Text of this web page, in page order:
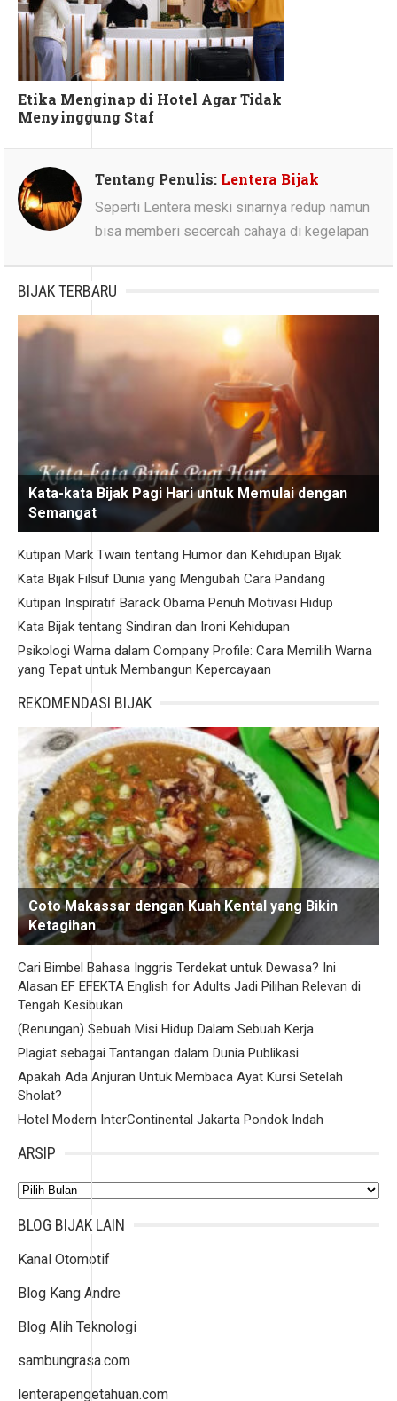
Etika Menginap di Hotel Agar Tidak
Menyinggung Staf
Tentang Penulis: Lentera Bijak
Seperti Lentera meski sinarnya redup namun
bisa memberi secercah cahaya di kegelapan
BIJAK TERBARU
Kata-kata Bijak Pagi Hari untuk Memulai dengan
Semangat
Kutipan Mark Twain tentang Humor dan Kehidupan Bijak
Kata Bijak Filsuf Dunia yang Mengubah Cara Pandang
Kutipan Inspiratif Barack Obama Penuh Motivasi Hidup
Kata Bijak tentang Sindiran dan Ironi Kehidupan
Psikologi Warna dalam Company Profile: Cara Memilih Warna
yang Tepat untuk Membangun Kepercayaan
REKOMENDASI BIJAK
Coto Makassar dengan Kuah Kental yang Bikin
Ketagihan
Cari Bimbel Bahasa Inggris Terdekat untuk Dewasa? Ini
Alasan EF EFEKTA English for Adults Jadi Pilihan Relevan di
Tengah Kesibukan
(Renungan) Sebuah Misi Hidup Dalam Sebuah Kerja
Plagiat sebagai Tantangan dalam Dunia Publikasi
Apakah Ada Anjuran Untuk Membaca Ayat Kursi Setelah
Sholat?
Hotel Modern InterContinental Jakarta Pondok Indah
ARSIP
Arsip
BLOG BIJAK LAIN
Kanal Otomotif
Blog Kang Andre
Blog Alih Teknologi
sambungrasa.com
lenterapengetahuan.com